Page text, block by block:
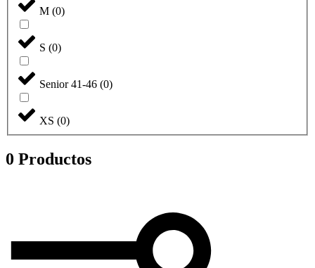
M (0)
S (0)
Senior 41-46 (0)
XS (0)
0 Productos